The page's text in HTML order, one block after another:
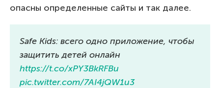
опасны определенные сайты и так далее.
Safe Kids: всего одно приложение, чтобы
защитить детей онлайн
https://t.co/xPY3BkRFBu
pic.twitter.com/7AI4jQW1u3